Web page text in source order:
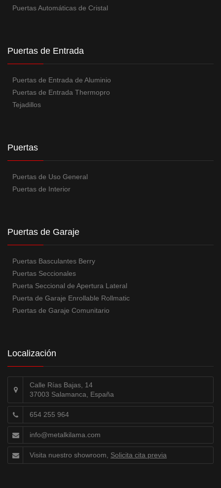
Puertas Automáticas de Cristal
Puertas de Entrada
Puertas de Entrada de Aluminio
Puertas de Entrada Thermopro
Tejadillos
Puertas
Puertas de Uso General
Puertas de Interior
Puertas de Garaje
Puertas Basculantes Berry
Puertas Seccionales
Puerta Seccional de Apertura Lateral
Puerta de Garaje Enrollable Rollmatic
Puertas de Garaje Comunitario
Localización
Calle Rías Bajas, 14
37003 Salamanca, España
654 255 964
info@metalkilama.com
Visita nuestro showroom, Solicita cita previa